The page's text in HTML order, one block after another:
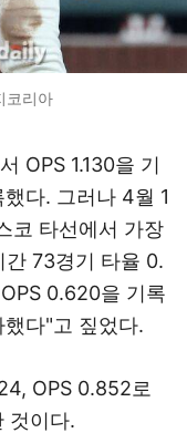
코리아
OPS 1.130을 기
다. 그러나 4월 1
코 타선에서 가장
간 73경기 타율 0.
0.620을 기록
다"고 짚었다.
OPS 0.852로
것이다.